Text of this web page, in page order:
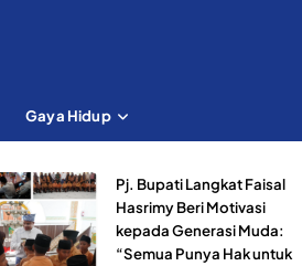
Gaya Hidup
Pj. Bupati Langkat Faisal
Hasrimy Beri Motivasi
kepada Generasi Muda:
“Semua Punya Hak untuk